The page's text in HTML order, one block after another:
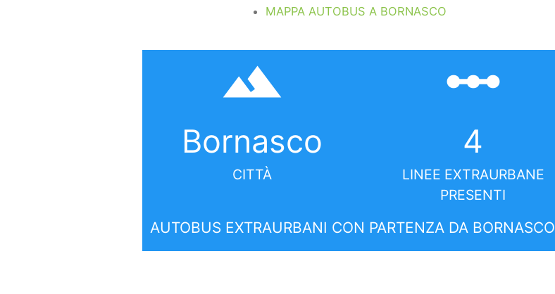
MAPPA AUTOBUS A BORNASCO
filter_hdr
Bornasco
CITTÀ
linear_scale
4
LINEE EXTRAURBANE
PRESENTI
AUTOBUS EXTRAURBANI CON PARTENZA DA BORNASCO